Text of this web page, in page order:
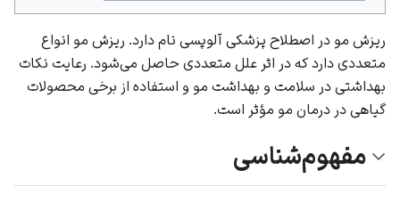
ریزش مو در اصطلاح پزشکی آلوپسی نام دارد. ریزش مو انواع
متعددی دارد که در اثر علل متعددی حاصل می‌شود. رعایت نکات
بهداشتی در سلامت و بهداشت مو و استفاده از برخی محصولات
گیاهی در درمان مو مؤثر است.
مفهوم‌شناسی